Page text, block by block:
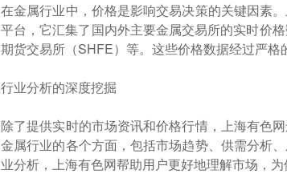
在金属行业中，价格是影响交易决策的关键因素
平台，它汇集了国内外主要金属交易所的实时价
期货交易所（SHFE）等。这些价格数据经过严格
行业分析的深度挖掘
除了提供实时的市场资讯和价格行情，上海有色
金属行业的各个方面，包括市场趋势、供需分析
业分析，上海有色网帮助用户更好地理解市场，为